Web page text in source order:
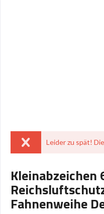
Leider zu spät!
Kleinabzeichen
Fahnenweihe